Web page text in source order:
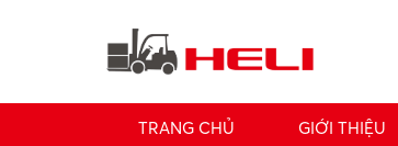
TRANG CHỦ GIỚI THIỆU